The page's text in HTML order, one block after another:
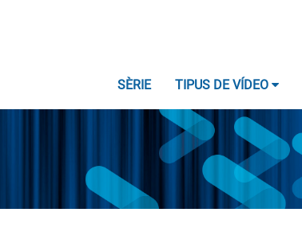
SÈRIE TIPUS DE VÍDEO